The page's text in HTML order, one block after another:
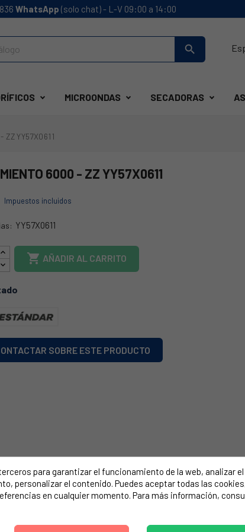
WhatsApp (solo chat) - L-V 09:00 a 14:00
search
MICROONDAS SECADORAS
ZZ YY57X0611
6000 - ZZ YY57X0611
Impuestos incluidos
YY57X0611
 AÑADIR AL CARRITO
SOBRE ESTE PRODUCTO
para garantizar el funcionamiento de la web, analizar el
personalizar el contenido. Puedes aceptar todas las
en cualquier momento. Para más información,